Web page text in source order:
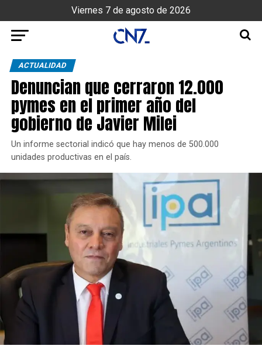
Viernes 7 de agosto de 2026
ACTUALIDAD
Denuncian que cerraron 12.000
pymes en el primer año del
gobierno de Javier Milei
Un informe sectorial indicó que hay menos de 500.000
unidades productivas en el país.